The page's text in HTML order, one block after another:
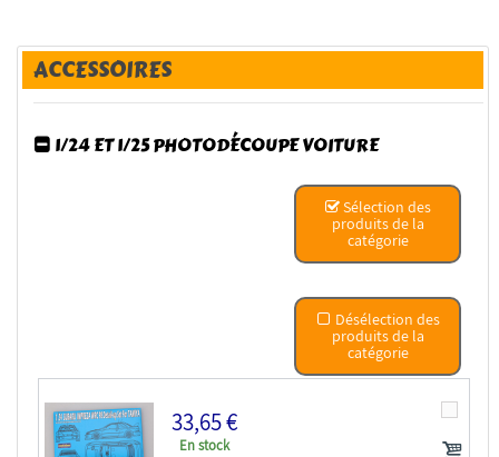
ACCESSOIRES
1/24 ET 1/25 PHOTODÉCOUPE VOITURE
Sélection des
produits de la
catégorie
Désélection des
produits de la
catégorie
33,65 €
En stock